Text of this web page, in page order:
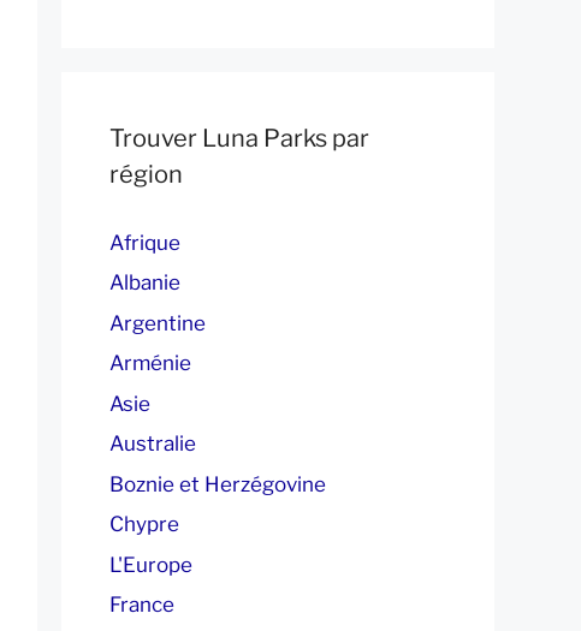
Trouver Luna Parks par
région
Afrique
Albanie
Argentine
Arménie
Asie
Australie
Boznie et Herzégovine
Chypre
L'Europe
France